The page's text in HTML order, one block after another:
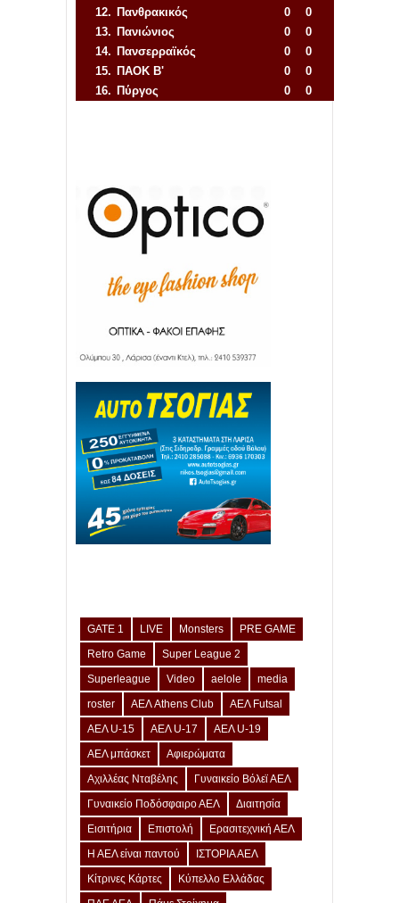
12. Πανθρακικός 0
0
13. Πανιώνιος 0
0
14. Πανσερραϊκός 0
0
15. ΠΑΟΚ Β' 0
0
16. Πύργος 0
0
GATE 1 LIVE Monsters
PRE GAME
Retro Game
Super League 2
Superleague
Video aelole
media
roster
ΑΕΛ Athens Club
ΑΕΛ Futsal
ΑΕΛ U-15
ΑΕΛ U-17
ΑΕΛ U-19
ΑΕΛ μπάσκετ
Αφιερώματα
Αχιλλέας Νταβέλης
Γυναικείο Βόλεϊ ΑΕΛ
Γυναικείο Ποδόσφαιρο ΑΕΛ
Διαιτησία
Εισιτήρια
Επιστολή
Ερασιτεχνική ΑΕΛ
Η ΑΕΛ είναι παντού
ΙΣΤΟΡΙΑ ΑΕΛ
Κίτρινες Κάρτες
Κύπελλο Ελλάδας